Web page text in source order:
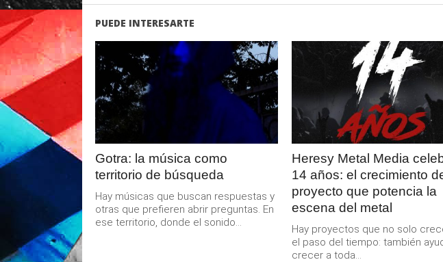
PUEDE INTERESARTE
LEER
Gotra: la música como
territorio de búsqueda
Hay músicas que buscan respuestas y
otras que prefieren abrir preguntas. En
ese territorio, donde el sonido...
LEER
MAS
Heresy Metal Media
14 años: el crecimiento
proyecto que potencia la
escena del metal
Hay proyectos que no solo
el paso del tiempo: también
crecer a toda...